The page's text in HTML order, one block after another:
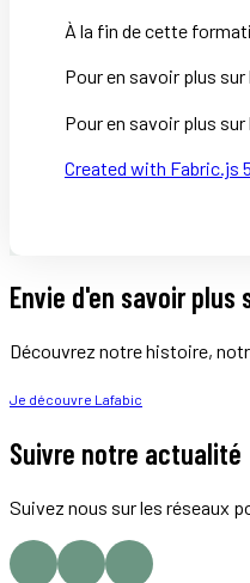
À la fin de cette
Pour en savoir plus
Pour en savoir plus
Created with Fabric.js
Envie d'en savoir plus
Découvrez notre histoire,
Je découvre Lafabic
Suivre notre actualité
Suivez nous sur les réseaux